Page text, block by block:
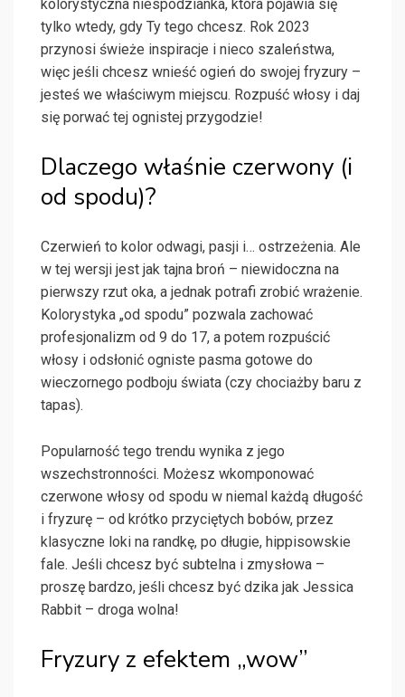
kolorystyczna niespodzianka, która pojawia się
tylko wtedy, gdy Ty tego chcesz. Rok 2023
przynosi świeże inspiracje i nieco szaleństwa,
więc jeśli chcesz wnieść ogień do swojej fryzury –
jesteś we właściwym miejscu. Rozpuść włosy i daj
się porwać tej ognistej przygodzie!
Dlaczego właśnie czerwony (i
od spodu)?
Czerwień to kolor odwagi, pasji i… ostrzeżenia. Ale
w tej wersji jest jak tajna broń – niewidoczna na
pierwszy rzut oka, a jednak potrafi zrobić wrażenie.
Kolorystyka „od spodu” pozwala zachować
profesjonalizm od 9 do 17, a potem rozpuścić
włosy i odsłonić ogniste pasma gotowe do
wieczornego podboju świata (czy chociażby baru z
tapas).
Popularność tego trendu wynika z jego
wszechstronności. Możesz wkomponować
czerwone włosy od spodu w niemal każdą długość
i fryzurę – od krótko przyciętych bobów, przez
klasyczne loki na randkę, po długie, hippisowskie
fale. Jeśli chcesz być subtelna i zmysłowa –
proszę bardzo, jeśli chcesz być dzika jak Jessica
Rabbit – droga wolna!
Fryzury z efektem „wow”